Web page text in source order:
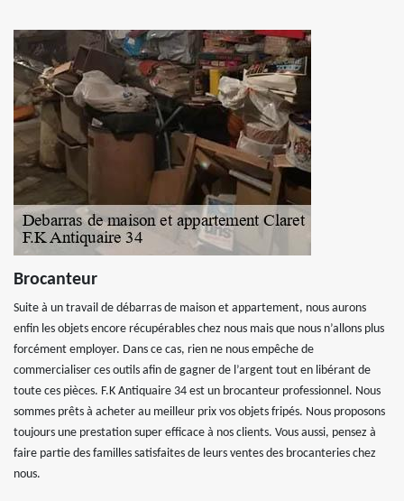
Brocanteur
Suite à un travail de débarras de maison et appartement, nous aurons
enfin les objets encore récupérables chez nous mais que nous n’allons plus
forcément employer. Dans ce cas, rien ne nous empêche de
commercialiser ces outils afin de gagner de l’argent tout en libérant de
toute ces pièces. F.K Antiquaire 34 est un brocanteur professionnel. Nous
sommes prêts à acheter au meilleur prix vos objets fripés. Nous proposons
toujours une prestation super efficace à nos clients. Vous aussi, pensez à
faire partie des familles satisfaites de leurs ventes des brocanteries chez
nous.